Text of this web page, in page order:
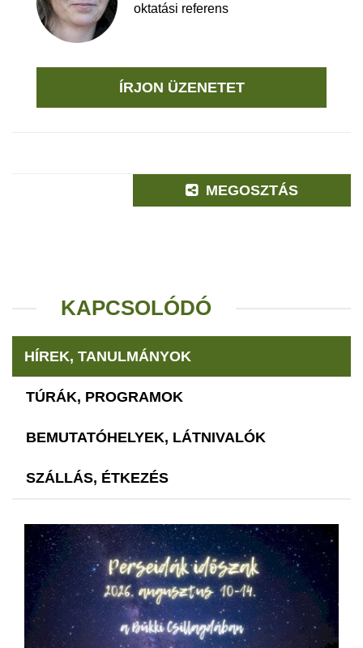
oktatási referens
ÍRJON ÜZENETET
MEGOSZTÁS
KAPCSOLÓDÓ
HÍREK, TANULMÁNYOK
TÚRÁK, PROGRAMOK
BEMUTATÓHELYEK, LÁTNIVALÓK
SZÁLLÁS, ÉTKEZÉS